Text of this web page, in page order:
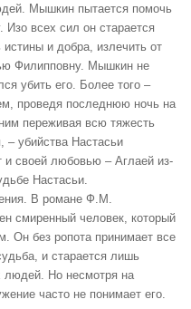
Мышкин пытается помочь
Изо всех сил он старается
истины и добра, излечить от
Филипповну. Мышкин не
убить его. Более того –
проведя последнюю ночь на
переживая всю тяжесть
– убийства Настасьи
своей любовью – Аглаей из-
Настасьи.
. В романе Ф.М.
смиренный человек, который
Он без ропота принимает все
и старается лишь
людей. Но несмотря на
часто не понимает его.